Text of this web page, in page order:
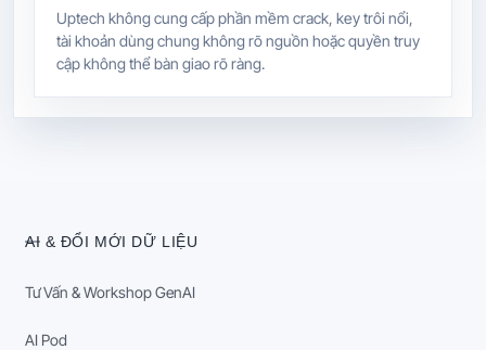
Uptech không cung cấp phần mềm crack, key trôi nổi,
tài khoản dùng chung không rõ nguồn hoặc quyền truy
cập không thể bàn giao rõ ràng.
AI & ĐỔI MỚI DỮ LIỆU
Tư Vấn & Workshop GenAI
AI Pod